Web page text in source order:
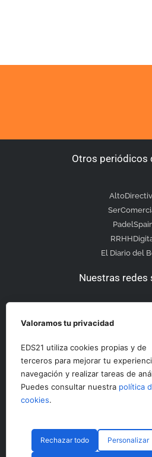
Otros periódicos
El Diario del
Nuestras redes
Otras
Contacto
Valoramos tu privacidad
EDS21 utiliza cookies propias y de
terceros para mejorar tu
navegación y realizar tareas de
Puedes consultar nuestra política
cookies.
Rechazar todo Personalizar